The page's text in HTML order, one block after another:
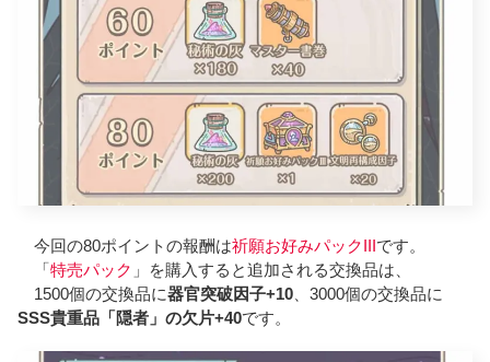
今回の80ポイントの報酬は祈願お好みパックIIIです。
「特売パック 」を購入すると追加される交換品は、
1500個の交換品に器官突破因子+10 、3000個の交換品に
SSS貴重品「隠者」の欠片+40です。